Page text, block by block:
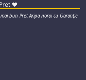
Pret ♥
bun Pret Aripa noroi cu Garanție